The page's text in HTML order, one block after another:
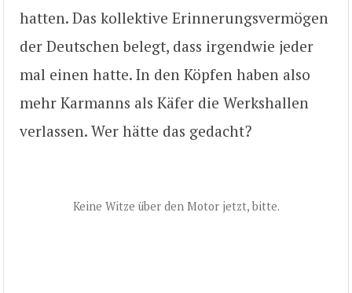
hatten. Das kollektive Erinnerungsvermögen
der Deutschen belegt, dass irgendwie jeder
mal einen hatte. In den Köpfen haben also
mehr Karmanns als Käfer die Werkshallen
verlassen. Wer hätte das gedacht?
Keine Witze über den Motor jetzt, bitte.